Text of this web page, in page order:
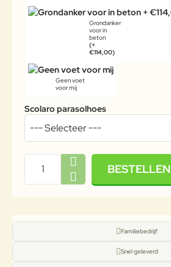
Grondanker
voor in
beton
(+
€114,00)
Geen voet
voor mij
Scolaro parasolhoes
BESTELLEN
Familiebedrijf
Snel geleverd